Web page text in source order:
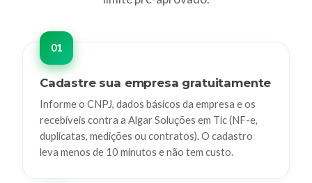
Cadastre sua empresa gratuitamente
Informe o CNPJ, dados básicos da empresa e os
recebíveis contra a Algar Soluções em Tic (NF-e,
duplicatas, medições ou contratos). O cadastro
leva menos de 10 minutos e não tem custo.